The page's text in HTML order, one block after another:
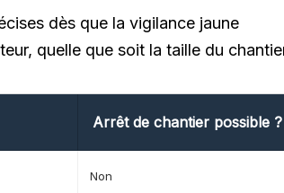
dès que la vigilance jaune
quelle que soit la taille du
Arrêt de chantier possible ?
Non